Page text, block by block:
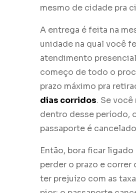
mesmo de cidade pra
A entrega é feita na
unidade na qual você
atendimento
começo de todo o
prazo máximo pra
dias corridos. Se
dentro desse período,
passaporte é
Então, bora ficar ligado
perder o prazo e correr
ter prejuízo com as